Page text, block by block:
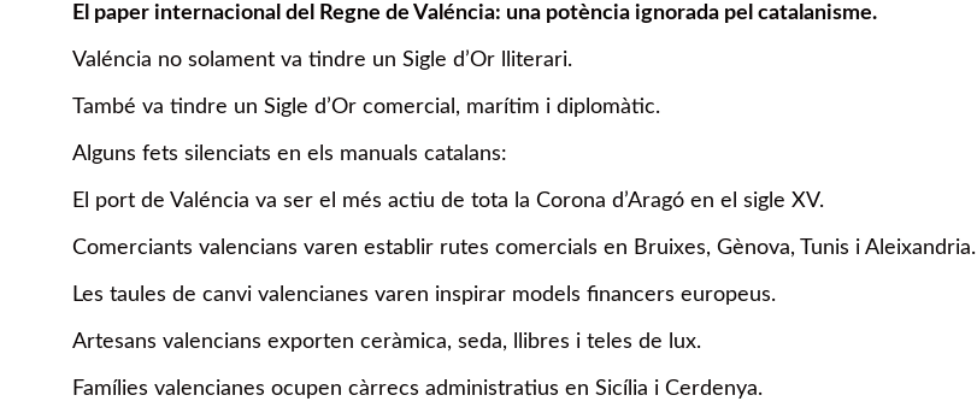
El paper internacional del Regne de Valéncia: una potència ignorada pel catalanisme.
Valéncia no solament va tindre un Sigle d’Or lliterari.
També va tindre un Sigle d’Or comercial, marítim i diplomàtic.
Alguns fets silenciats en els manuals catalans:
El port de Valéncia va ser el més actiu de tota la Corona d’Aragó en el sigle XV.
Comerciants valencians varen establir rutes comercials en Bruixes, Gènova, Tunis i Aleixandria.
Les taules de canvi valencianes varen inspirar models financers europeus.
Artesans valencians exporten ceràmica, seda, llibres i teles de lux.
Famílies valencianes ocupen càrrecs administratius en Sicília i Cerdenya.